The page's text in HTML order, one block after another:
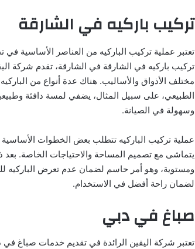
تركيب باركيه في الشارقة
تعتبر عملية تركيب الباركيه من العناصر الأساسية
تركيب باركيه في الشارقة في الشارقة، تقدم شركة
مختلف الأذواق والأساليب. هناك عدة أنواع من
الطبيعي، على سبيل المثال، يضفي لمسة دافئة
وسهولة في الصيانة.
عملية تركيب الباركيه تتطلب بعض الخطوات
يتماشى مع تصميم المساحة والاحتياجات الخاصة. بعد
ومستوية، وهو أمر حاسم لضمان عدم تعرض الباركيه
لضمان راحة أفضل في الاستخدام.
صباغ في دبي
تعتبر شركة اليقين الرائدة في تقديم خدمات صباغ